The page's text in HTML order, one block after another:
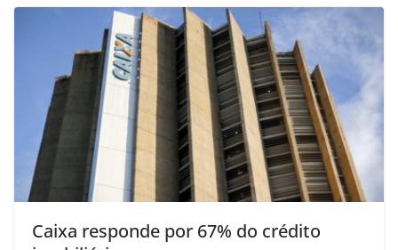
Caixa responde por 67% do crédito